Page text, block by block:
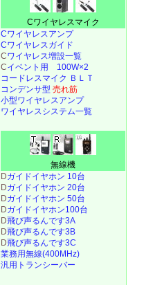
Cワイヤレスマイク
Cワイヤレスアンプ
Cワイヤレスガイド
Cワイヤレス増設一覧
Cイベント用 100W×2
コードレスマイク ＢＬＴ
コンデンサ型 売れ筋
小型ワイヤレスアンプ
ワイヤレスシステム一覧
無線機
Dガイドイヤホン 10台
Dガイドイヤホン 20台
Dガイドイヤホン 50台
Dガイドイヤホン100台
D飛び声るんです3A
D飛び声るんです3B
D飛び声るんです3C
業務用無線(400MHz)
汎用トランシーバー